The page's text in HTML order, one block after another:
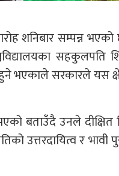
शनिबार सम्पन्न
सहकुलपति
सरकारले यस
बताउँदै उनले दीक्षित
उत्तरदायित्व र भावी